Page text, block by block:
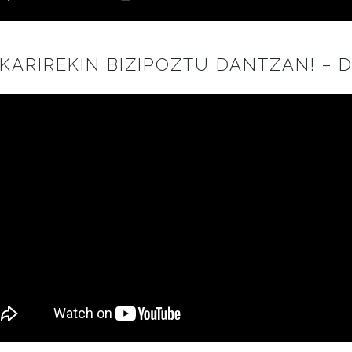
BIZIPOZTU DANTZAN! –